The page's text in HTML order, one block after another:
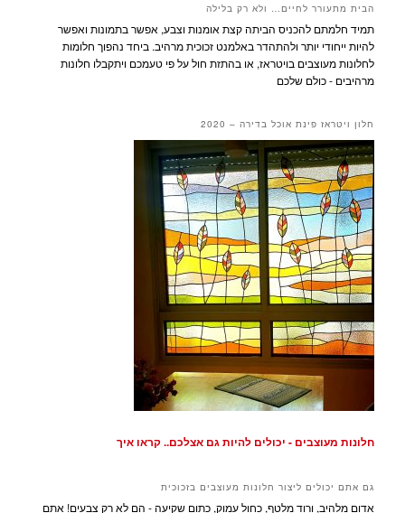
הבית מתעורר לחיים… ולא רק בלילה
תמיד חלמתם להכניס הביתה קצת אומנות וצבע, אפשר בתמונות ואפשר
להיות ייחודי יותר ולהתהדר באלמנט זכוכית מרהיב. ביחד נהפוך חלומות
לחלונות מעוצבים בויטראז, או בהתזת חול על פי טעמכם ויתקבלו חלונות
מרהיבים - כולם שלכם
חלון ויטראז פינת אוכל בדירה – 2020
חלונות מעוצבים - יכולים להיות גם אצלכם.. קראו איך
גם אתם יכולים ליצור חלונות מעוצבים בזכוכית
אדום מלהיב, ורוד מלטף, כחול עמוק, כתום שקיעה - הם לא רק צבעים! אתם